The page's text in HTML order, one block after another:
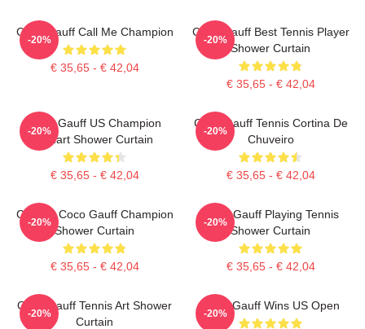
Coco Gauff Call Me Champion
€ 35,65 - € 42,04
-20%
Coco Gauff Best Tennis Player
Shower Curtain
€ 35,65 - € 42,04
-20%
Coco Gauff US Champion
Fanart Shower Curtain
€ 35,65 - € 42,04
-20%
Coco Gauff Tennis Cortina De
Chuveiro
€ 35,65 - € 42,04
-20%
Call Me Coco Gauff Champion
Shower Curtain
€ 35,65 - € 42,04
-20%
Coco Gauff Playing Tennis
Shower Curtain
€ 35,65 - € 42,04
-20%
Coco Gauff Tennis Art Shower
Curtain
-20%
Coco Gauff Wins US Open
-20%